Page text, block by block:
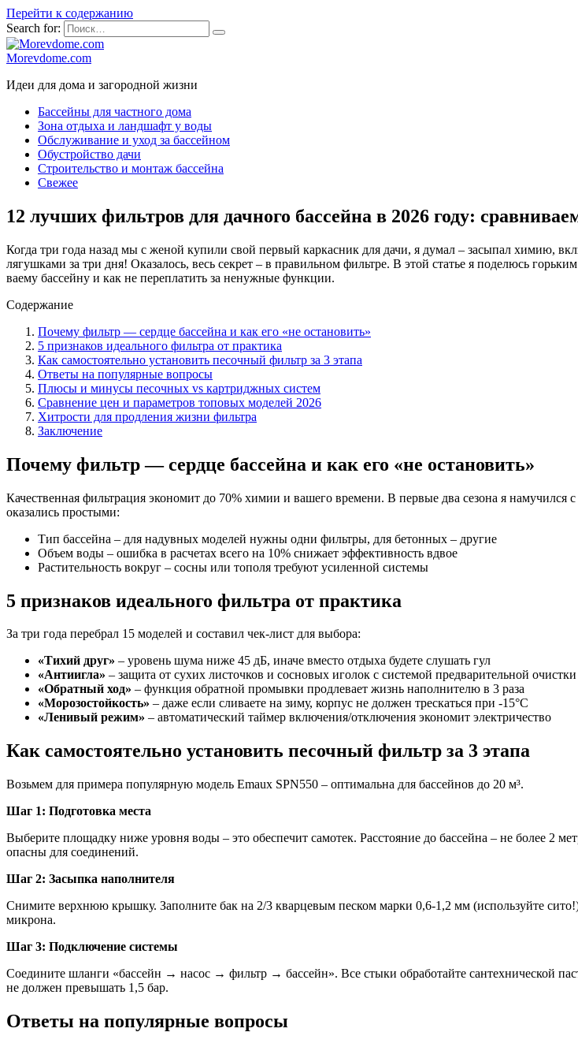
Перейти к содержанию
Search for:
Morevdome.com
Идеи для дома и загородной жизни
Бассейны для частного дома
Зона отдыха и ландшафт у воды
Обслуживание и уход за бассейном
Обустройство дачи
Строительство и монтаж бассейна
Свежее
12 лучших фильтров для дачного бассейна в 2026 году:
Когда три года назад мы с женой купили свой первый каркасник для дачи, я думал – засыпал химию,
лягушками за три дня! Оказалось, весь секрет – в правильном фильтре. В этой статье я поделюсь
ваему бассейну и как не переплатить за ненужные функции.
Содержание
Почему фильтр — сердце бассейна и как его «не остановить»
5 признаков идеального фильтра от практика
Как самостоятельно установить песочный фильтр за 3 этапа
Ответы на популярные вопросы
Плюсы и минусы песочных vs картриджных систем
Сравнение цен и параметров топовых моделей 2026
Хитрости для продления жизни фильтра
Заключение
Почему фильтр — сердце бассейна и как его «не остановить»
Качественная фильтрация экономит до 70% химии и вашего времени. В первые два сезона я
оказались простыми:
Тип бассейна – для надувных моделей нужны одни фильтры, для бетонных – другие
Объем воды – ошибка в расчетах всего на 10% снижает эффективность вдвое
Растительность вокруг – сосны или тополя требуют усиленной системы
5 признаков идеального фильтра от практика
За три года перебрал 15 моделей и составил чек-лист для выбора:
«Тихий друг» – уровень шума ниже 45 дБ, иначе вместо отдыха будете слушать гул
«Антиигла» – защита от сухих листочков и сосновых иголок с системой предварительной очистки
«Обратный ход» – функция обратной промывки продлевает жизнь наполнителю в 3 раза
«Морозостойкость» – даже если сливаете на зиму, корпус не должен трескаться при -15°С
«Ленивый режим» – автоматический таймер включения/отключения экономит электричество
Как самостоятельно установить песочный фильтр за 3 этапа
Возьмем для примера популярную модель Emaux SPN550 – оптимальна для бассейнов до 20 м³.
Шаг 1: Подготовка места
Выберите площадку ниже уровня воды – это обеспечит самотек. Расстояние до бассейна – не более 2
опасны для соединений.
Шаг 2: Засыпка наполнителя
Снимите верхнюю крышку. Заполните бак на 2/3 кварцевым песком марки 0,6-1,2 мм (используйте
микрона.
Шаг 3: Подключение системы
Соедините шланги «бассейн → насос → фильтр → бассейн». Все стыки обработайте сантехнической
не должен превышать 1,5 бар.
Ответы на популярные вопросы